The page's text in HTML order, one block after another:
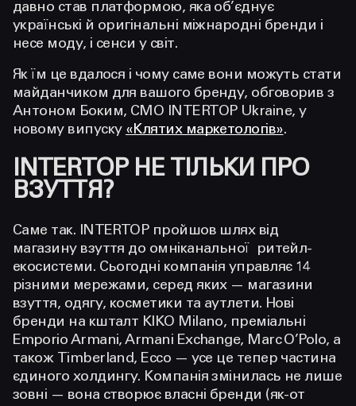
давно став платформою, яка об’єднує
українські й оригінальні міжнародні бренди і
несе моду, і сенси у світ.
Як їм це вдалося і чому саме вони можуть стати
майданчиком для вашого бренду, обговорив з
Антоном Боким, СМО INTERTOP Ukraine, у
новому випуску «Клятих маркетологів».
INTERTOP НЕ ТІЛЬКИ ПРО
ВЗУТТЯ?
Саме так. INTERTOP пройшов шлях від
магазину взуття до омніканальної ритейл-
екосистеми. Сьогодні компанія управляє 14
різними мережами, серед яких — магазини
взуття, одягу, косметики та аутлети. Нові
бренди на кшталт KIKO Milano, преміальні
Emporio Armani, Armani Exchange, Marc O’Polo, а
також Timberland, Ecco — усе це тепер частина
єдиного холдингу. Компанія змінилась не лише
зовні — вона створює власні бренди (як-от